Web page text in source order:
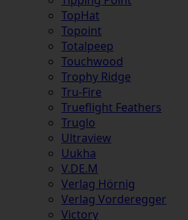
TopHat
Topoint
Totalpeep
Touchwood
Trophy Ridge
Tru-Fire
Trueflight Feathers
Truglo
Ultraview
Uukha
V.DE.M
Verlag Hörnig
Verlag Vorderegger
Victory